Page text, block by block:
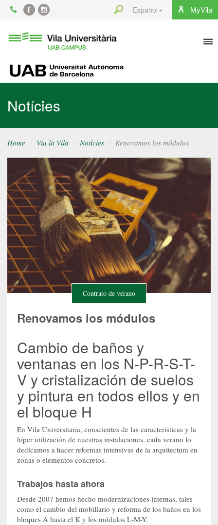
Content FacebookInstagram MyVila
Español
Search
Universitària
UAB
Notícies
Home Viu la Vila Notícies Renovamos los módulos
Contrato de verano
Renovamos los módulos
Cambio de baños y
ventanas en los N-P-R-S-T-
V y cristalización de suelos
y pintura en todos ellos y en
el bloque H
En Vila Universitaria, conscientes de las características y la
híper utilización de nuestras instalaciones, cada verano lo
dedicamos a hacer reformas intensivas de la arquitectura en
zonas o elementos concretos.
Trabajos hasta ahora
Desde 2007 hemos hecho modernizaciones internas, tales
como el cambio del mobiliario y reforma de los baños en los
bloques A hasta el K y los módulos L-M-Y.